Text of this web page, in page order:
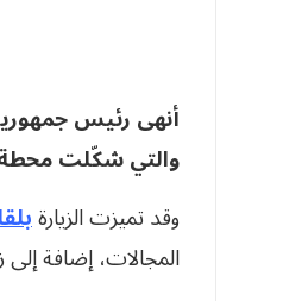
أنهى رئيس جمهورية
والتي شكّلت محطة
وقد تميزت الزيارة
المجالات، إضافة